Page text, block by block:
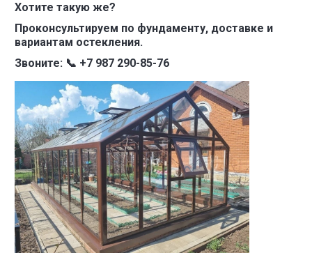
Хотите такую же?
Проконсультируем по фундаменту, доставке и
вариантам остекления.
Звоните: 📞 +7 987 290-85-76